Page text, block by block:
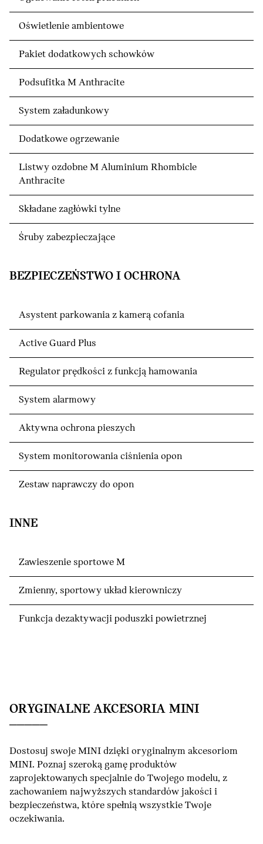
Oświetlenie ambientowe
Pakiet dodatkowych schowków
Podsufitka M Anthracite
System załadunkowy
Dodatkowe ogrzewanie
Listwy ozdobne M Aluminium Rhombicle
Anthracite
Składane zagłówki tylne
Śruby zabezpieczające
BEZPIECZEŃSTWO I OCHRONA
Asystent parkowania z kamerą cofania
Active Guard Plus
Regulator prędkości z funkcją hamowania
System alarmowy
Aktywna ochrona pieszych
System monitorowania ciśnienia opon
Zestaw naprawczy do opon
INNE
Zawieszenie sportowe M
Zmienny, sportowy układ kierowniczy
Funkcja dezaktywacji poduszki powietrznej
ORYGINALNE AKCESORIA MINI
Dostosuj swoje MINI dzięki oryginalnym akcesoriom
MINI. Poznaj szeroką gamę produktów
zaprojektowanych specjalnie do Twojego modelu, z
zachowaniem najwyższych standardów jakości i
bezpieczeństwa, które spełnią wszystkie Twoje
oczekiwania.